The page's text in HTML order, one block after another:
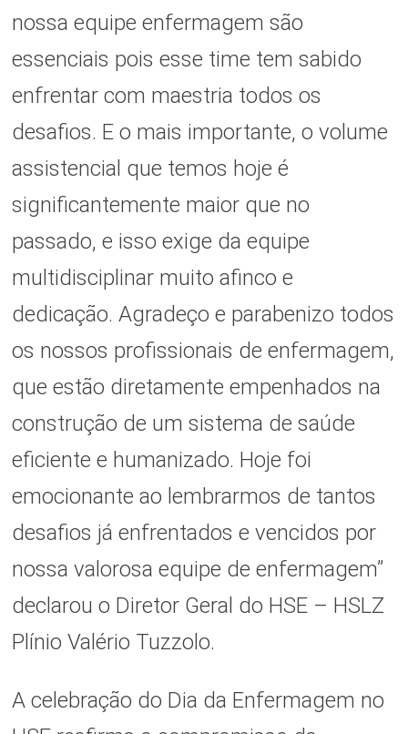
nossa equipe enfermagem são
essenciais pois esse time tem sabido
enfrentar com maestria todos os
desafios. E o mais importante, o volume
assistencial que temos hoje é
significantemente maior que no
passado, e isso exige da equipe
multidisciplinar muito afinco e
dedicação. Agradeço e parabenizo todos
os nossos profissionais de enfermagem,
que estão diretamente empenhados na
construção de um sistema de saúde
eficiente e humanizado. Hoje foi
emocionante ao lembrarmos de tantos
desafios já enfrentados e vencidos por
nossa valorosa equipe de enfermagem”
declarou o Diretor Geral do HSE – HSLZ
Plínio Valério Tuzzolo.
A celebração do Dia da Enfermagem no